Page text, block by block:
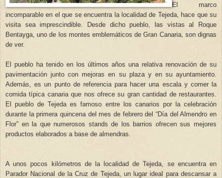
El marco
incomparable en el que se encuentra la localidad de Tejeda, hace que su
visita sea imprescindible. Desde dicho pueblo, las vistas al Roque
Bentayga, uno de los montes emblemáticos de Gran Canaria, son dignas
de ver.
El pueblo ha tenido en los últimos años una relativa renovación de su
pavimentación junto con mejoras en su plaza y en su ayuntamiento.
Además, es un punto de referencia para hacer una escala y comer la
comida típica canaria que nos ofrece su gran cantidad de restaurantes.
El pueblo de Tejeda es famoso entre los canarios por la celebración
durante la primera quincena del mes de febrero del “Día del Almendro en
Flor” en la que numerosos stands de los barrios ofrecen sus mejores
productos elaborados a base de almendras.
A unos pocos kilómetros de la localidad de Tejeda, se encuentra en
Parador Nacional de la Cruz de Tejeda, un lugar ideal para descansar a